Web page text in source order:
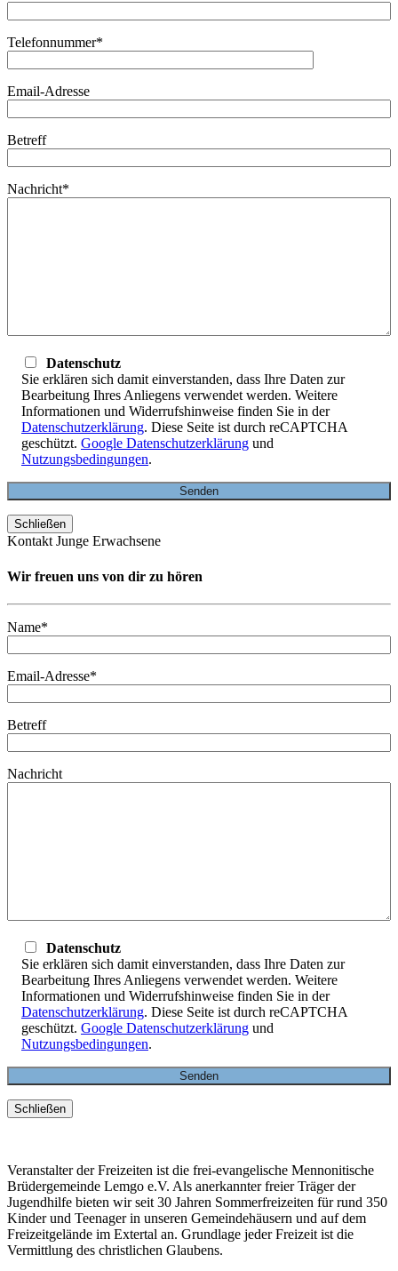
Telefonnummer*
Email-Adresse
Betreff
Nachricht*
Datenschutz
Sie erklären sich damit einverstanden, dass Ihre Daten zur
Bearbeitung Ihres Anliegens verwendet werden. Weitere
Informationen und Widerrufshinweise finden Sie in der
Datenschutzerklärung. Diese Seite ist durch reCAPTCHA
geschützt. Google Datenschutzerklärung und
Nutzungsbedingungen.
Schließen
Kontakt Junge Erwachsene
Wir freuen uns von dir zu hören
Name*
Email-Adresse*
Betreff
Nachricht
Datenschutz
Sie erklären sich damit einverstanden, dass Ihre Daten zur
Bearbeitung Ihres Anliegens verwendet werden. Weitere
Informationen und Widerrufshinweise finden Sie in der
Datenschutzerklärung. Diese Seite ist durch reCAPTCHA
geschützt. Google Datenschutzerklärung und
Nutzungsbedingungen.
Schließen
Veranstalter der Freizeiten ist die frei-evangelische Mennonitische
Brüdergemeinde Lemgo e.V. Als anerkannter freier Träger der
Jugendhilfe bieten wir seit 30 Jahren Sommerfreizeiten für rund 350
Kinder und Teenager in unseren Gemeindehäusern und auf dem
Freizeitgelände im Extertal an. Grundlage jeder Freizeit ist die
Vermittlung des christlichen Glaubens.